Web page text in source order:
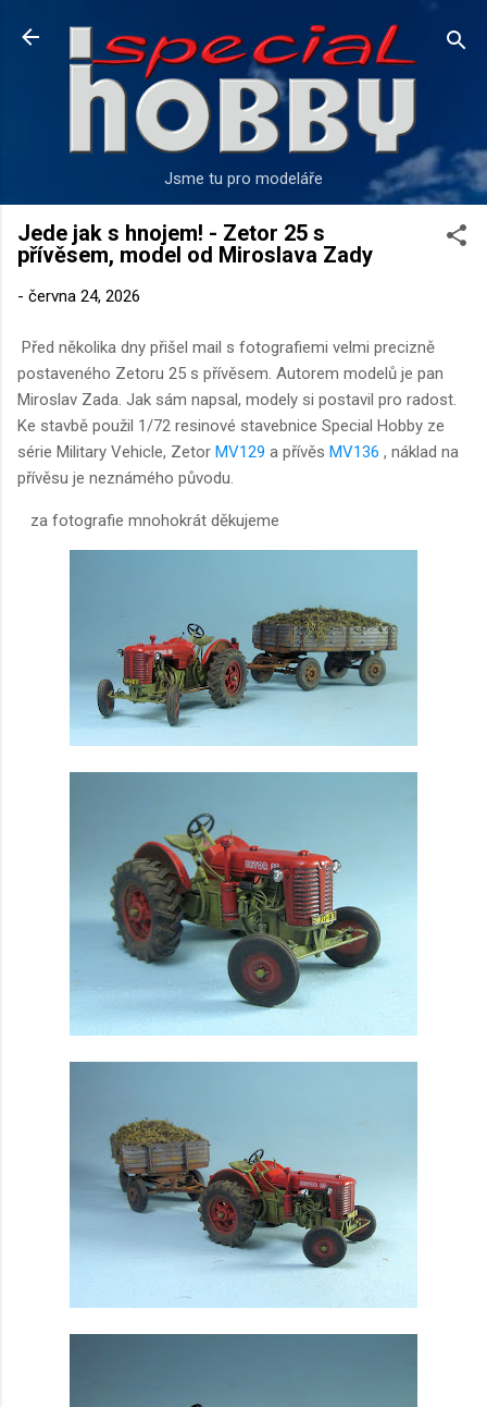
Přeskočit na hlavní obsah
Jsme tu pro modeláře
Jede jak s hnojem! - Zetor 25 s
přívěsem, model od Miroslava Zady
- června 24, 2026
Před několika dny přišel mail s fotografiemi velmi precizně
postaveného Zetoru 25 s přívěsem. Autorem modelů je pan
Miroslav Zada. Jak sám napsal, modely si postavil pro radost.
Ke stavbě použil 1/72 resinové stavebnice Special Hobby ze
série Military Vehicle, Zetor MV129 a přívěs MV136 , náklad na
přívěsu je neznámého původu.
za fotografie mnohokrát děkujeme